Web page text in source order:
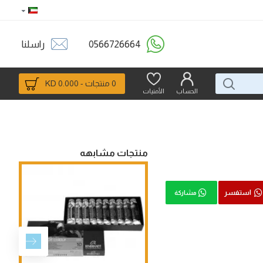
0566726664 راسلنا
الحساب الأمنيات
0 منتجات - 0.000 KD
استفسر مشاركة
منتجات مشابهه